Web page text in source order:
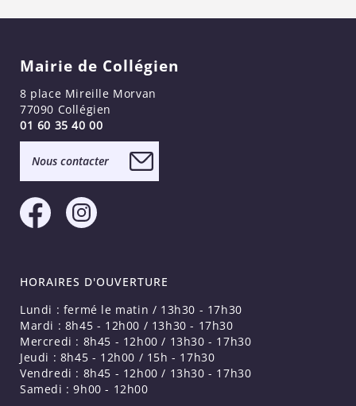
Mairie de Collégien
8 place Mireille Morvan
77090 Collégien
01 60 35 40 00
Nous contacter
HORAIRES D'OUVERTURE
Lundi : fermé le matin / 13h30 - 17h30
Mardi : 8h45 - 12h00 / 13h30 - 17h30
Mercredi : 8h45 - 12h00 / 13h30 - 17h30
Jeudi : 8h45 - 12h00 / 15h - 17h30
Vendredi : 8h45 - 12h00 / 13h30 - 17h30
Samedi : 9h00 - 12h00